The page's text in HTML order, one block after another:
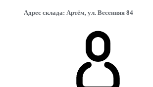
Адрес склада: Артём, ул. Весенняя 84